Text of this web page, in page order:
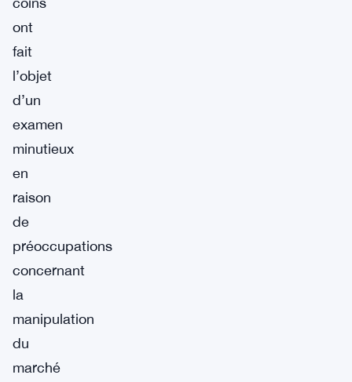
ont
fait
l’objet
d’un
examen
minutieux
en
raison
de
préoccupations
concernant
la
manipulation
du
marché